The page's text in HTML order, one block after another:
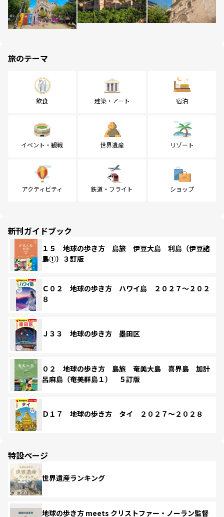
旅のテーマ
飲食 建築・アート 宿泊
イベント・観戦 世界遺産 リゾート
アクティビティ 鉄道・フライト ショップ
新刊ガイドブック
１５ 地球の歩き方 島旅 伊豆大島 利島（伊豆諸
島①）３訂版
Ｃ０２ 地球の歩き方 ハワイ島 ２０２７～２０２
８
Ｊ３３ 地球の歩き方 墨田区
０２ 地球の歩き方 島旅 奄美大島 喜界島 加計
呂麻島（奄美群島１） ５訂版
Ｄ１７ 地球の歩き方 タイ ２０２７～２０２８
特設ページ
世界遺産ランキング
地球の歩き方 meets クリストファー・ノーラン監督